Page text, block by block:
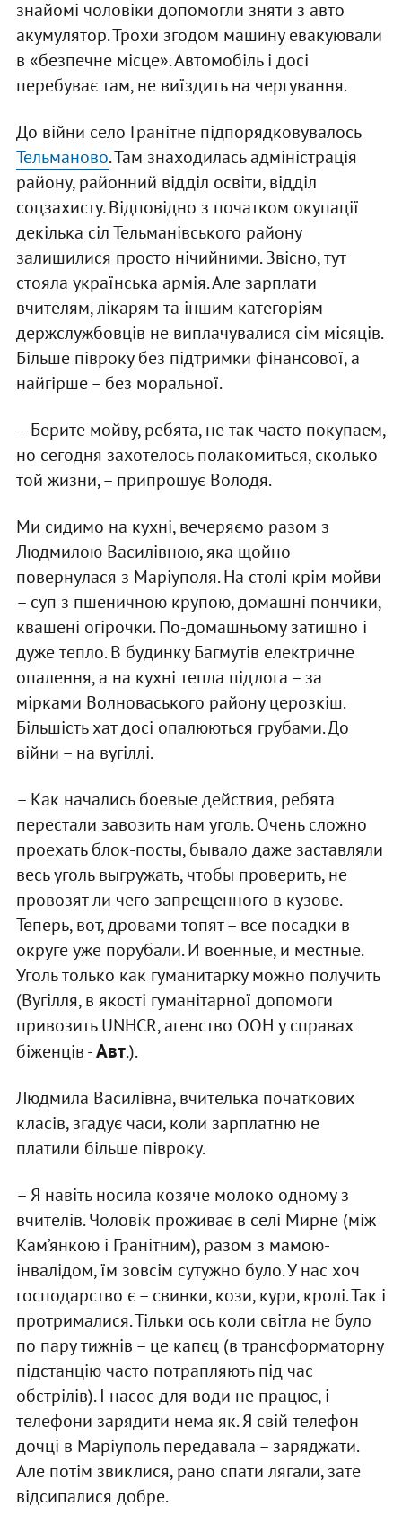
знайомі чоловіки допомогли зняти з авто
акумулятор. Трохи згодом машину евакуювали
в «безпечне місце». Автомобіль і досі
перебуває там, не виїздить на чергування.
До війни село Гранітне підпорядковувалось
Тельманово. Там знаходилась адміністрація
району, районний відділ освіти, відділ
соцзахисту. Відповідно з початком окупації
декілька сіл Тельманівського району
залишилися просто нічийними. Звісно, тут
стояла українська армія. Але зарплати
вчителям, лікарям та іншим категоріям
держслужбовців не виплачувалися сім місяців.
Більше півроку без підтримки фінансової, а
найгірше – без моральної.
– Берите мойву, ребята, не так часто покупаем,
но сегодня захотелось полакомиться, сколько
той жизни, – припрошує Володя.
Ми сидимо на кухні, вечеряємо разом з
Людмилою Василівною, яка щойно
повернулася з Маріуполя. На столі крім мойви
– суп з пшеничною крупою, домашні пончики,
квашені огірочки. По-домашньому затишно і
дуже тепло. В будинку Багмутів електричне
опалення, а на кухні тепла підлога – за
мірками Волноваського району церозкіш.
Більшість хат досі опалюються грубами. До
війни – на вугіллі.
– Как начались боевые действия, ребята
перестали завозить нам уголь. Очень сложно
проехать блок-посты, бывало даже заставляли
весь уголь выгружать, чтобы проверить, не
провозят ли чего запрещенного в кузове.
Теперь, вот, дровами топят – все посадки в
округе уже порубали. И военные, и местные.
Уголь только как гуманитарку можно получить
(Вугілля, в якості гуманітарної допомоги
привозить UNHCR, агенство ООН у справах
біженців -Авт.).
Людмила Василівна, вчителька початкових
класів, згадує часи, коли зарплатню не
платили більше півроку.
– Я навіть носила козяче молоко одному з
вчителів. Чоловік проживає в селі Мирне (між
Кам’янкою і Гранітним), разом з мамою-
інвалідом, їм зовсім сутужно було. У нас хоч
господарство є – свинки, кози, кури, кролі. Так і
протрималися. Тільки ось коли світла не було
по пару тижнів – це капєц (в трансформаторну
підстанцію часто потрапляють під час
обстрілів). І насос для води не працює, і
телефони зарядити нема як. Я свій телефон
дочці в Маріуполь передавала – заряджати.
Але потім звиклися, рано спати лягали, зате
відсипалися добре.